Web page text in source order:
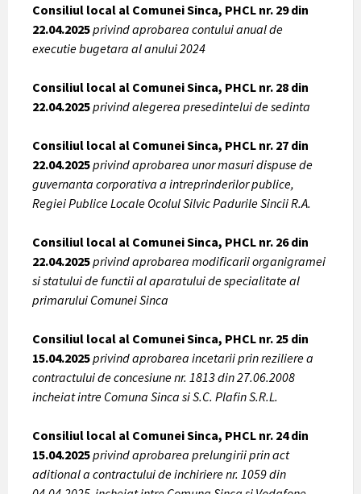
Consiliul local al Comunei Sinca, PHCL nr. 29 din
22.04.2025privind aprobarea contului anual de
executie bugetara al anului 2024
Consiliul local al Comunei Sinca, PHCL nr. 28 din
22.04.2025privind alegerea presedintelui de sedinta
Consiliul local al Comunei Sinca, PHCL nr. 27 din
22.04.2025privind aprobarea unor masuri dispuse de
guvernanta corporativa a intreprinderilor publice,
Regiei Publice Locale Ocolul Silvic Padurile Sincii R.A.
Consiliul local al Comunei Sinca, PHCL nr. 26 din
22.04.2025privind aprobarea modificarii organigramei
si statului de functii al aparatului de specialitate al
primarului Comunei Sinca
Consiliul local al Comunei Sinca, PHCL nr. 25 din
15.04.2025privind aprobarea incetarii prin reziliere a
contractului de concesiune nr. 1813 din 27.06.2008
incheiat intre Comuna Sinca si S.C. Plafin S.R.L.
Consiliul local al Comunei Sinca, PHCL nr. 24 din
15.04.2025privind aprobarea prelungirii prin act
aditional a contractului de inchiriere nr. 1059 din